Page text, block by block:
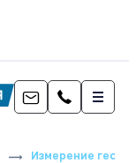
Измерение